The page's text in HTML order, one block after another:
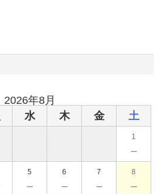
2026年8月
水 木 金 土
1
－
5
－
6
－
7
－
8
－